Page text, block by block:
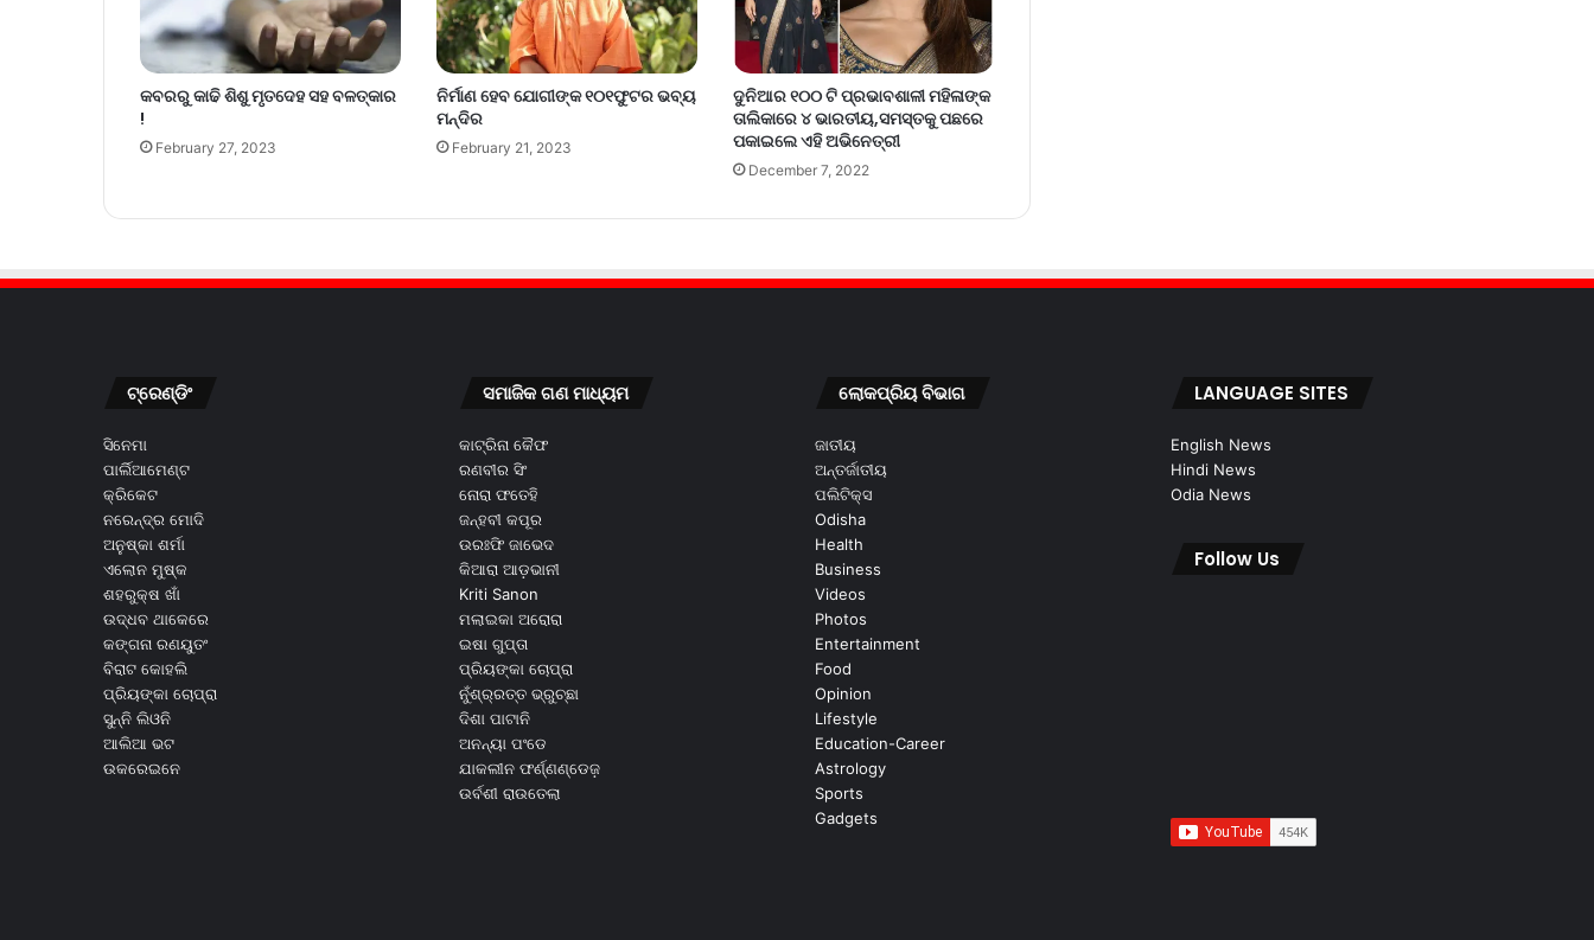
କବରରୁ କାଢି ଶିଶୁ ମୃତଦେହ ସହ ବଳତ୍କାର
!
February 27, 2023
ନିର୍ମାଣ ହେବ ଯୋଗୀଙ୍କ ୧୦୧ଫୁଟର ଭବ୍ୟ
ମନ୍ଦିର
February 21, 2023
ଦୁନିଆର ୧୦୦ ଟି ପ୍ରଭାବଶାଳୀ ମହିଳାଙ୍କ
ତାଲିକାରେ ୪ ଭାରତୀୟ,ସମସ୍ତକୁ ପଛରେ
ପକାଇଲେ ଏହି ଅଭିନେତ୍ରୀ
December 7, 2022
ଟ୍ରେଣ୍ଡିଂ
ସିନେମା
ପାର୍ଲିଆମେଣ୍ଟ
କ୍ରିକେଟ
ନରେନ୍ଦ୍ର ମୋଦି
ଅନୁଷ୍କା ଶର୍ମା
ଏଲୋନ ମୁଷ୍କ
ଶହରୁକ୍ଷ ଖାଁ
ଉଦ୍ଧବ ଥାକେରେ
କଙ୍ଗନା ରଣୟୁତଂ
ବିରାଟ କୋହଲି
ପ୍ରିୟଙ୍କା ଚୋପ୍ରା
ସୁନ୍ନି ଲିଓନି
ଆଲିଆ ଭଟ
ଉକରେଇନେ
ସମାଜିକ ଗଣ ମାଧ୍ୟମ
କାଟ୍ରିନା କୈଫ
ରଣବୀର ସିଂ
ନୋରା ଫତେହି
ଜନ୍ହବୀ କପୂର
ଉରଃଫି ଜାଭେଦ
କିଆରା ଆଡ଼ଭାନୀ
Kriti Sanon
ମଲାଇକା ଅରୋରା
ଇଷା ଗୁପ୍ତା
ପ୍ରିୟଙ୍କା ଚୋପ୍ରା
ନୁଁଶ୍ର୍ରତ୍ତ ଭ୍ରୁଚ୍ଛା
ଦିଶା ପାଟାନି
ଅନନ୍ୟା ପଂଡେ
ଯାକଲୀନ ଫର୍ଣ୍ଣଣ୍ଡେଜ଼
ଉର୍ବଶୀ ରାଉତେଲା
ଲୋକପ୍ରିୟ ବିଭାଗ
ଜାତୀୟ
ଅନ୍ତର୍ଜାତୀୟ
ପଲିଟିକ୍ସ
Odisha
Health
Business
Videos
Photos
Entertainment
Food
Opinion
Lifestyle
Education-Career
Astrology
Sports
Gadgets
LANGUAGE SITES
English News
Hindi News
Odia News
Follow Us